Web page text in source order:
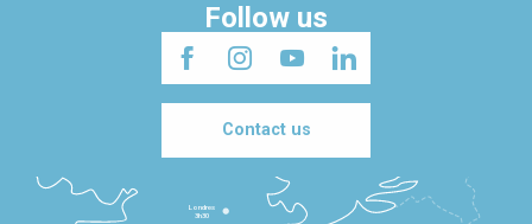
Follow us
Contact us
Londres
3h30